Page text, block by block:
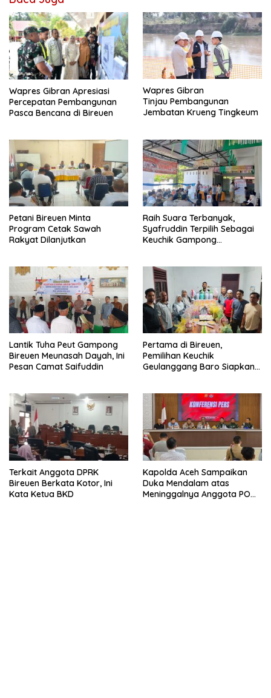
Wapres Gibran Apresiasi
Percepatan Pembangunan
Pasca Bencana di Bireuen
Wapres Gibran
Tinjau Pembangunan
Jembatan Krueng Tingkeum
Petani Bireuen Minta
Program Cetak Sawah
Rakyat Dilanjutkan
Raih Suara Terbanyak,
Syafruddin Terpilih Sebagai
Keuchik Gampong
Lantik Tuha Peut Gampong
Bireuen Meunasah Dayah, Ini
Pertama di Bireuen,
Pemilihan Keuchik
Geulanggang Baro Siapkan
Terkait Anggota DPRK
Bireuen Berkata Kotor, Ini
Kata Ketua BKD
Kapolda Aceh Sampaikan
Duka Mendalam atas
Meninggalnya Anggota POM